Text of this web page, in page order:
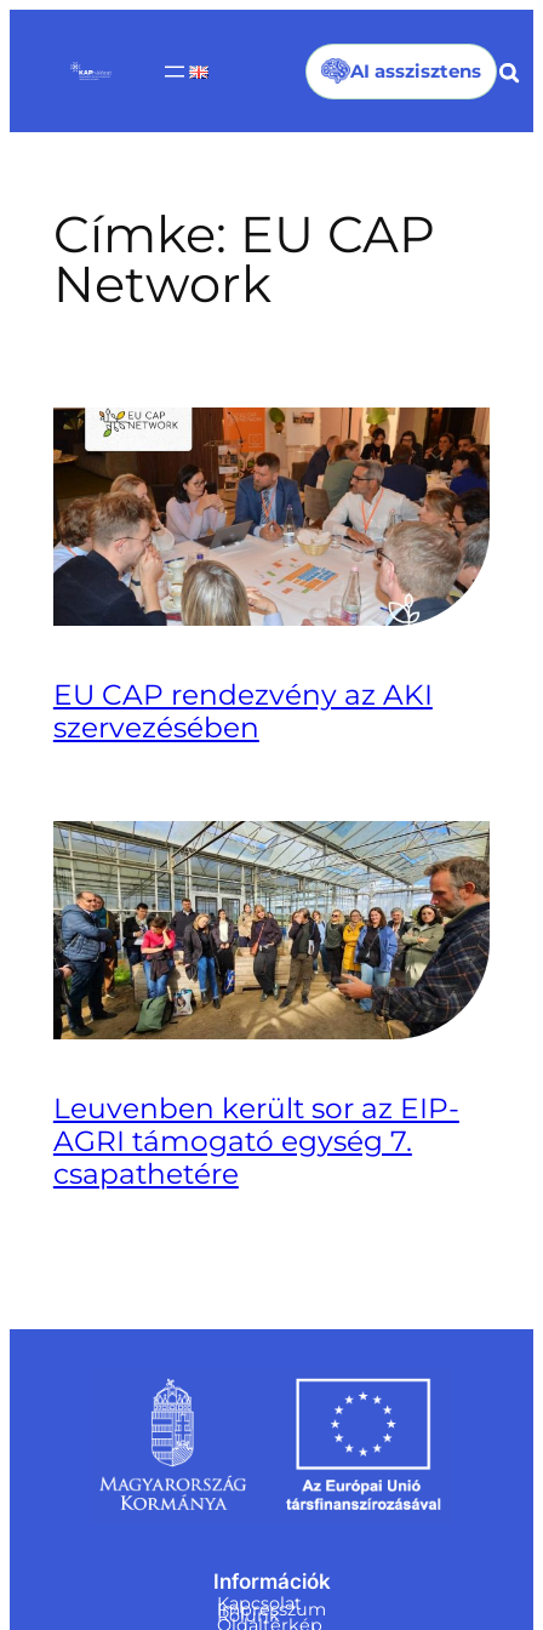
tartalomhoz
AI asszisztens
Címke: EU CAP
Network
EU CAP rendezvény az AKI
szervezésében
Leuvenben került sor az EIP-
AGRI támogató egység 7.
csapathetére
Információk
Kapcsolat
Impresszum
Rólunk
Oldaltérkép